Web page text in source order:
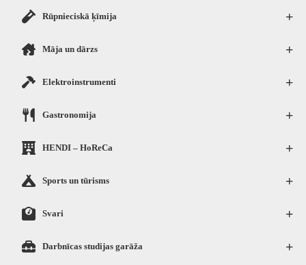
+
Rūpnieciskā ķīmija
+
Māja un dārzs
+
Elektroinstrumenti
+
Gastronomija
+
HENDI – HoReCa
+
Sports un tūrisms
+
Svari
+
Darbnīcas studijas garāža